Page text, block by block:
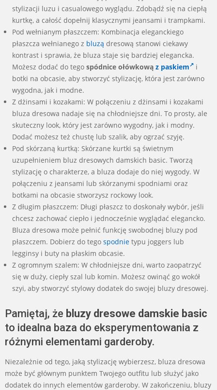
stylizacji luzu i casualowego wyglądu. Zdobądź się na ciepłą
kurtkę, a całość dopełnij klasycznymi jeansami i trampkami.
Pod wełnianym płaszczem: Kombinacja eleganckiego
płaszcza wełnianego z bluzą dresową stanowi ciekawy
kontrast i sprawia, że bluza staje się bardziej elegancka.
Możesz dodać do tego spódnice ołówkową z paskiem
i
botki na obcasie, aby stworzyć stylizację, która jest zarówno
wygodna, jak i modne.
Z dżinsami i kozakami: W połączeniu z dżinsami i kozakami
bluza dresowa nadaje się na chłodniejsze dni. To prosty, ale
skuteczny look, który jest zarówno wygodny, jak i modny.
Dodać możesz też chustę lub szalik, aby ogrzać szyję.
Pod skórzaną kurtką: Skórzane kurtki są świetnym
uzupełnieniem bluz dresowych damskich basic. Tworzą
stylizację o charakterze, a bluza dodaje do niej wygody. W
połączeniu z jeansami lub skórzanymi spodniami oraz
botkami na obcasie stworzysz rockowy look.
Z długim płaszczem: Długi płaszcz to doskonały wybór, jeśli
chcesz zachować ciepło i jednocześnie wyglądać elegancko.
Bluza dresowa może pełnić funkcję swobodnej bluzy pod
płaszczem. Dobierz do tego spodnie typu joggers lub
legginsy i buty na płaskim obcasie.
Z ogromnym szalem: W chłodniejsze dni, warto zaopatrzyć
się w duży, ciepły szal lub komin. Możesz owinąć go wokół
szyi, aby stworzyć stylowy dodatek do swojej bluzy dresowej.
Pamiętaj, że bluzy dresowe damskie basic
to idealna baza do eksperymentowania z
różnymi elementami garderoby.
Niezależnie od tego, jaką stylizację wybierzesz, bluza dresowa
może być głównym punktem Twojego outfitu lub służyć jako
dodatek do innych elementów garderoby. W zakończeniu, bluzy